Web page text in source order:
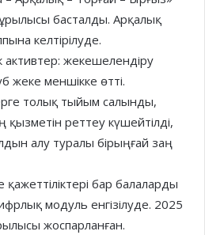
басталды. Арқалық
келтірілуде.
активтер: жекешелендіру
жеке меншікке өтті.
толық тыйым салынды,
қызметін реттеу күшейтілді,
алу туралы бірыңғай заң
бар балаларды
модуль енгізілуде. 2025
жоспарланған.